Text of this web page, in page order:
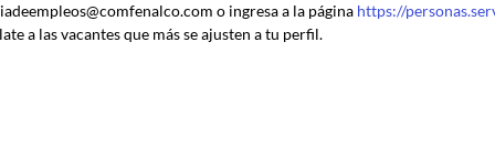
o ingresa a la página https://
a las vacantes que más se ajusten a tu perfil.